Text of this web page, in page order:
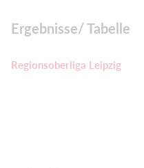
Ergebnisse/ Tabelle
Regionsoberliga Leipzig